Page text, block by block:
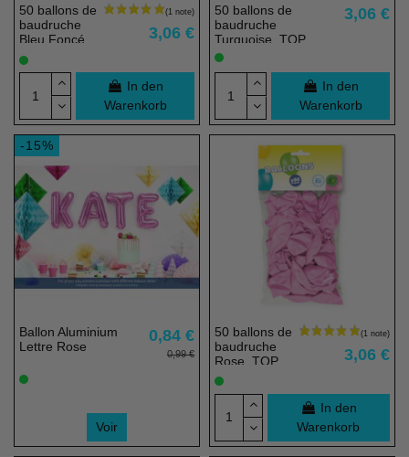
(1 note)
50 ballons de
baudruche
Bleu Foncé,
TOP PRIX -
23 cm -
100% éco
responsable
3,06 €
In den
Warenkorb
50 ballons de
baudruche
Turquoise, TOP
PRIX - 23 cm - 100%
éco responsable
3,06 €
In den
Warenkorb
-15%
Ballon Aluminium
Lettre Rose
0,84 €
0,99 €
Voir
50 ballons de
baudruche
Rose, TOP
PRIX - 23 cm
- 100% éco
responsable
3,06 €
In den
Warenkorb